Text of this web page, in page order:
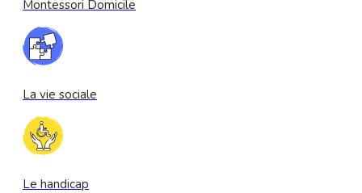
Montessori Domicile
La vie sociale
Le handicap